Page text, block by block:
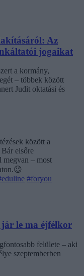
Az
jogaikat
a kormány,
– többek között
Judit oktatási és
között a
elsőre
megvan – most
#foryou
le ma éjfélkor
felülete – aki
szeptemberben